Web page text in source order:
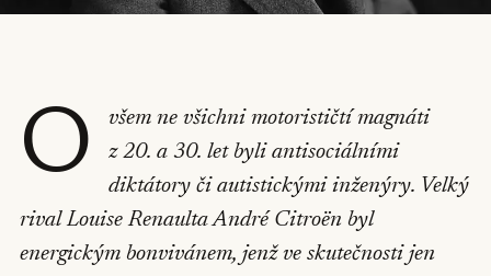
O
všem ne všichni motorističtí magnáti
z 20. a 30. let byli antisociálními
diktátory či autistickými inženýry. Velký
rival Louise Renaulta André Citroën byl
energickým bonvivánem, jenž ve skutečnosti jen